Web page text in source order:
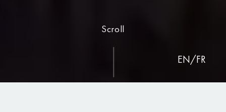
Scroll
EN/FR